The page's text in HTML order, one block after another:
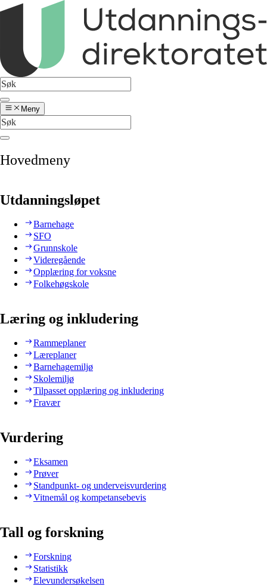
Meny
Hovedmeny
Utdanningsløpet
Barnehage
SFO
Grunnskole
Videregående
Opplæring for voksne
Folkehøgskole
Læring og inkludering
Rammeplaner
Læreplaner
Barnehagemiljø
Skolemiljø
Tilpasset opplæring og inkludering
Fravær
Vurdering
Eksamen
Prøver
Standpunkt- og underveisvurdering
Vitnemål og kompetansebevis
Tall og forskning
Forskning
Statistikk
Elevundersøkelsen